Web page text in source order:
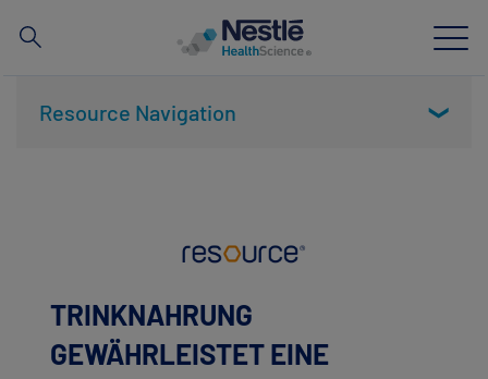
nach
Über uns
Partnerschaften und Investitionen
Resource Navigation ❯
TRINKNAHRUNG
GEWÄHRLEISTET EINE